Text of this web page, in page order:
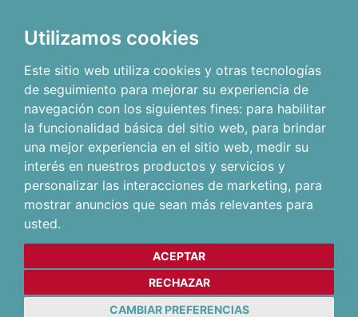
Utilizamos cookies
Este sitio web utiliza cookies y otras tecnologías
de seguimiento para mejorar su experiencia de
navegación con los siguientes fines: para habilitar
la funcionalidad básica del sitio web, para brindar
una mejor experiencia en el sitio web, medir su
interés en nuestros productos y servicios y
personalizar las interacciones de marketing, para
mostrar anuncios que sean más relevantes para
usted.
ACEPTAR
RECHAZAR
CAMBIAR PREFERENCIAS